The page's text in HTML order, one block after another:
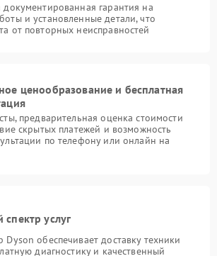
документированная гарантия на
и установленные детали, что
от повторных неисправностей
ценообразование и бесплатная
предварительная оценка стоимости
скрытых платежей и возможность
по телефону или онлайн на
услуг
обеспечивает доставку техники
диагностику и качественный